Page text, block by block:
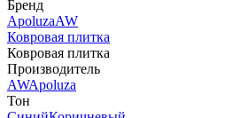
Бренд
ApoluzaAW
Ковровая плитка
Ковровая плитка
Производитель
AWApoluza
Тон